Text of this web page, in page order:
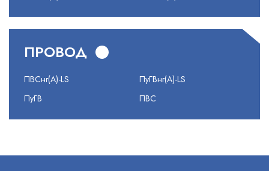
ПРОВОД
ПВСнг(А)-LS
ПуГВ
ПуГВнг(А)-LS
ПВС